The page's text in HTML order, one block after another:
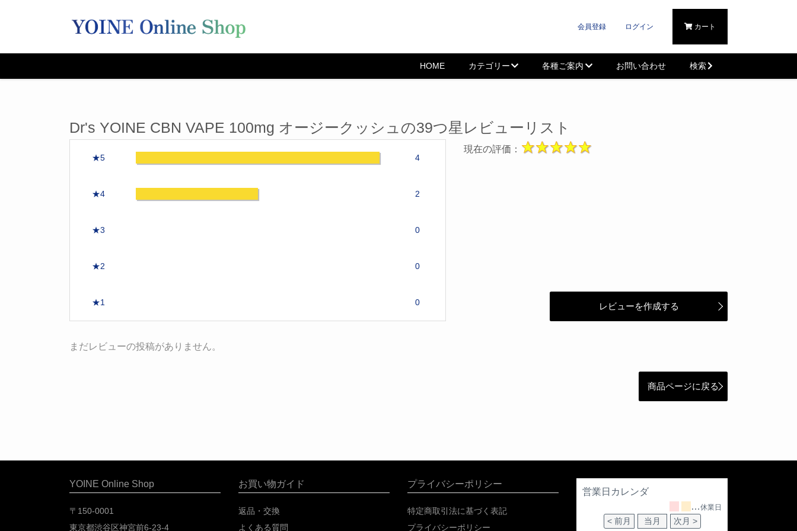
会員登録 ログイン カート
HOME カテゴリー 各種ご案内 お問い合わせ 検索
Dr's YOINE CBN VAPE 100mg オージークッシュの39つ星レビューリスト
★5 4
★4 2
★3 0
★2 0
★1 0
現在の評価：
レビューを作成する
まだレビューの投稿がありません。
商品ページに戻る
YOINE Online Shop
〒150-0001
東京都渋谷区神宮前6-23-4
お買い物ガイド
返品・交換
よくある質問
プライバシーポリシー
特定商取引法に基づく表記
プライバシーポリシー
営業日カレンダ
…休業日